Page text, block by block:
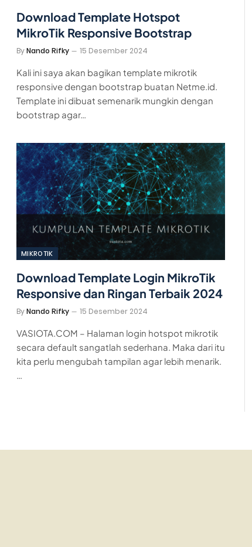
Download Template Hotspot
MikroTik Responsive Bootstrap
ByNando Rifky 15 Desember 2024
Kali ini saya akan bagikan template mikrotik
responsive dengan bootstrap buatan Netme.id.
Template ini dibuat semenarik mungkin dengan
bootstrap agar…
MIKROTIK
Download Template Login MikroTik
Responsive dan Ringan Terbaik 2024
ByNando Rifky 15 Desember 2024
VASIOTA.COM – Halaman login hotspot mikrotik
secara default sangatlah sederhana. Maka dari itu
kita perlu mengubah tampilan agar lebih menarik.
…